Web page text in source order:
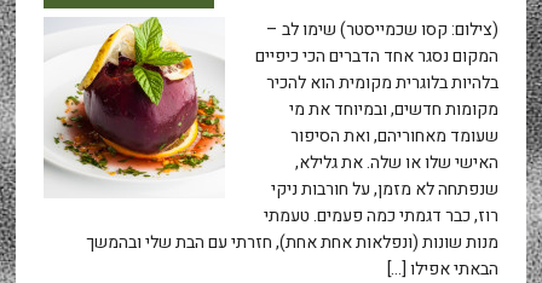
(צילום: קסו שכמייסטר) שימו לב –
המקום נסגר אחד הדברים הכי כיפיים
בלהיות בלוגרית מקומית הוא להכיר
מקומות חדשים, ובמיוחד את מי
שעומד מאחוריהם, ואת הסיפור
האישי שלו או שלה. את גלילא,
שנפתחה לא מזמן, על חורבות ניקי
רוז, כבר דגמתי כמה פעמים. טעמתי
מנות שונות (ונפלאות אחת אחת), חזרתי עם הבת שלי ובהמשך
הבאתי אפילו […]